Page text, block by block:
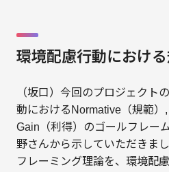
環境配慮行動におけ
（坂口）今回のプロジェクト
動におけるNormative（規範）
Gain（利得）のゴールフレー
野さんから示していただきま
フレーミング理論を、環境配